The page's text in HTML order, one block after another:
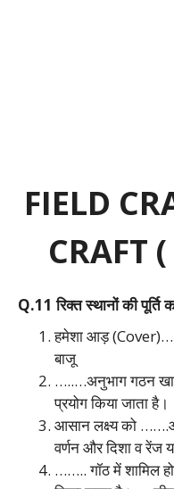
FIELD
CRAFT
Q.11 रिक्त स्थानों की
हमेशा आड़
बाजू
…..…अनुभाग गठन
प्रयोग किया
आसान लक्ष्य को
वर्णन और दिशा व‌ रेंज या
…….. गॉठ में शामिल